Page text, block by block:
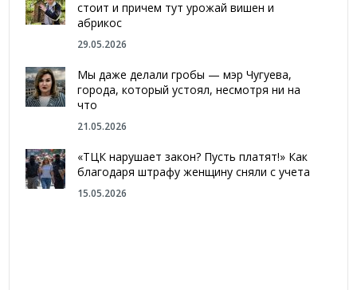
стоит и причем тут урожай вишен и
абрикос
29.05.2026
Мы даже делали гробы — мэр Чугуева,
города, который устоял, несмотря ни на
что
21.05.2026
«ТЦК нарушает закон? Пусть платят!» Как
благодаря штрафу женщину сняли с учета
15.05.2026